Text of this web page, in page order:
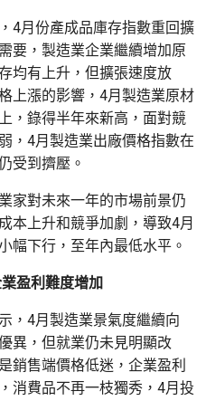
4月份產成品庫存指數重回擴
要，製造業企業繼續增加原
均有上升，但擴張速度放
上漲的影響，4月製造業原材
，錄得半年來新高，面對競
，4月製造業出廠價格指數在
受到擠壓。
家對未來一年的市場前景仍
本上升和競爭加劇，導致4月
幅下行，至年內最低水平。
盈利難度增加
，4月製造業景氣度繼續向
異，但就業仍未見明顯改
銷售端價格低迷，企業盈利
消費品不再一枝獨秀，4月投